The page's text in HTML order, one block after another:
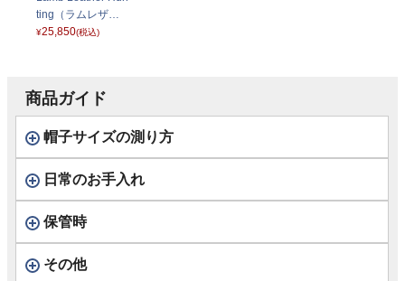
ting（ラムレザー
ハンチング） BN0
¥25,850(税込)
商品ガイド
帽子サイズの測り方
日常のお手入れ
保管時
その他